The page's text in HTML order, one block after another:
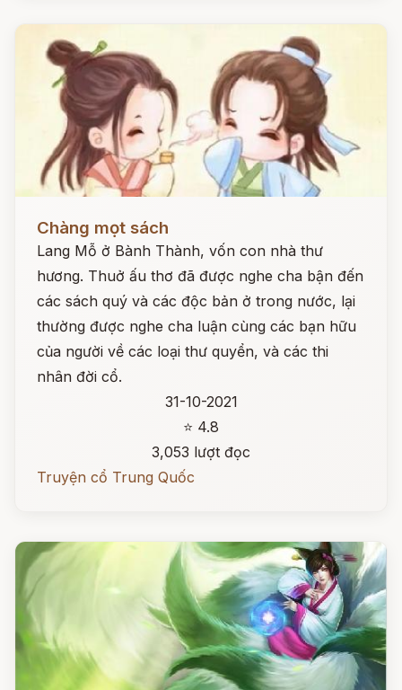
Chàng mọt sách
Lang Mỗ ở Bành Thành, vốn con nhà thư
hương. Thuở ấu thơ đã được nghe cha bận đến
các sách quý và các độc bản ở trong nước, lại
thường được nghe cha luận cùng các bạn hữu
của người về các loại thư quyển, và các thi
nhân đời cổ.
31-10-2021
⭐ 4.8
3,053 lượt đọc
Truyện cổ Trung Quốc